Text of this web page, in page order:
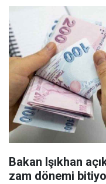
Bakan Işıkhan
zam dönemi